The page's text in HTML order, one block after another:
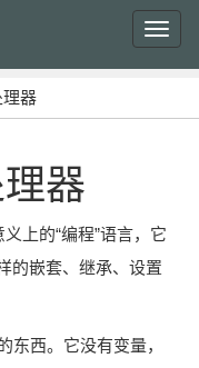
器
器
上的“编程”语言，它
的嵌套、继承、设置
东西。它没有变量，